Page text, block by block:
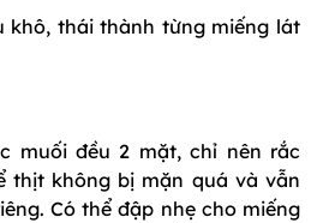
khô, thái thành từng miếng lát
muối đều 2 mặt, chỉ nên rắc
thịt không bị mặn quá và vẫn
Có thể đập nhẹ cho miếng